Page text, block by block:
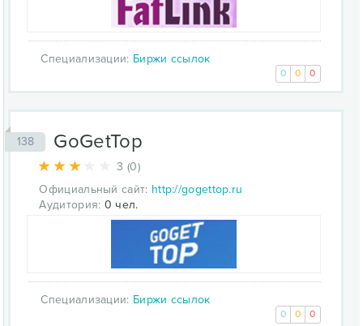
Специализации: Биржи ссылок
0 0 0
138 GoGetTop
3 (0)
Официальный сайт: http://gogettop.ru
Аудитория: 0 чел.
Специализации: Биржи ссылок
0 0 0